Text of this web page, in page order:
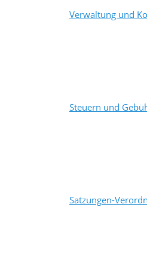
Verwaltung und
Steuern und
Satzungen-